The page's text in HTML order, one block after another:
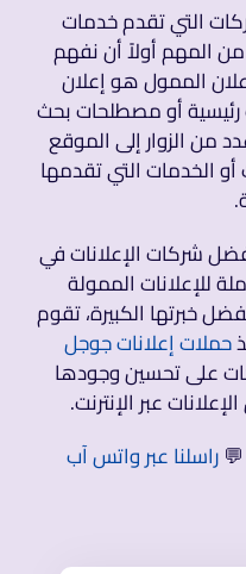
التي تقدم خدمات
من المهم أولاً أن نفهم
الممول هو إعلان
أو مصطلحات بحث
من الزوار إلى الموقع
أو الخدمات التي تقدمها
شركات الإعلانات في
للإعلانات الممولة
خبرتها الكبيرة، تقوم
حملات إعلانات جوجل
على تحسين وجودها
عبر الإنترنت.
|راسلنا عبر واتس آب